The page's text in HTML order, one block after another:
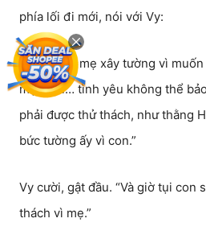
phía lối đi mới, nói với Vy:
“Ngày xưa mẹ xây tường vì
mẹ hiểu… tình yêu không thể
phải được thử thách, như thằng
bức tường ấy vì con.”
Vy cười, gật đầu. “Và giờ tụi con
thách vì mẹ.”